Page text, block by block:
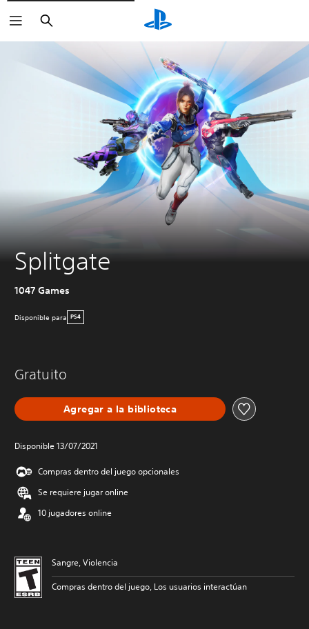
Buscar
Splitgate
1047 Games
Disponible para PS4
Gratuito
Agregar a la biblioteca
Disponible 13/07/2021
Compras dentro del juego opcionales
Se requiere jugar online
10 jugadores online
Sangre, Violencia
Compras dentro del juego, Los usuarios interactúan